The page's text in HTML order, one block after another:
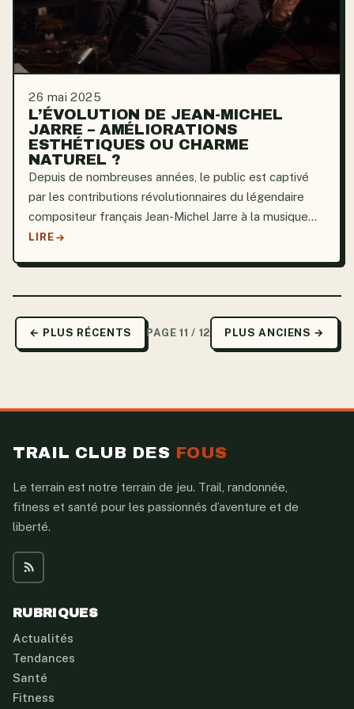
26 mai 2025
L’ÉVOLUTION DE JEAN-MICHEL
JARRE – AMÉLIORATIONS
ESTHÉTIQUES OU CHARME
NATUREL ?
Depuis de nombreuses années, le public est captivé
par les contributions révolutionnaires du légendaire
compositeur français Jean-Michel Jarre à la musique
électronique. Jarre est célèbre pour ses albums
LIRE
← PLUS RÉCENTS PAGE 11 / 12 PLUS ANCIENS →
TRAIL CLUB DES FOUS
Le terrain est notre terrain de jeu. Trail, randonnée,
fitness et santé pour les passionnés d’aventure et de
liberté.
RUBRIQUES
Actualités
Tendances
Santé
Fitness